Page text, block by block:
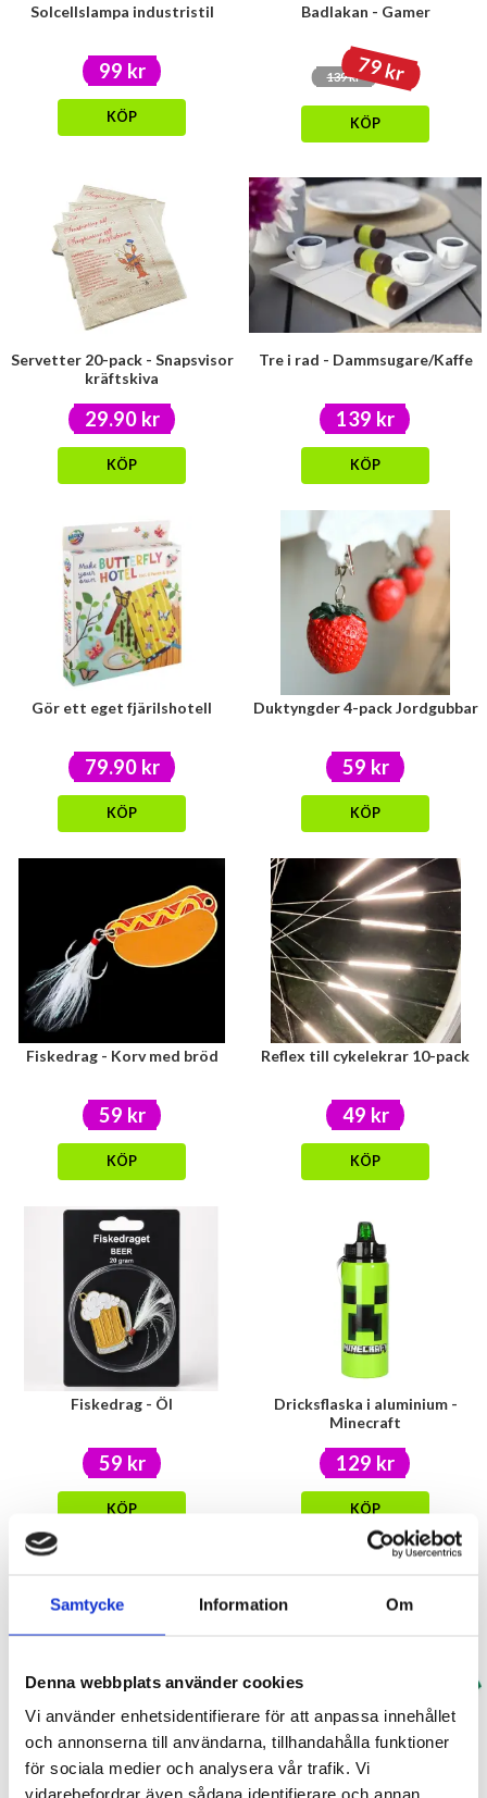
Samtycke Information Om
Denna webbplats använder cookies
Vi använder enhetsidentifierare för att anpassa innehållet
och annonserna till användarna, tillhandahålla funktioner
för sociala medier och analysera vår trafik. Vi
vidarebefordrar även sådana identifierare och annan
Solcellslampa industristil
99 kr
KÖP
Badlakan - Gamer
139 kr79 kr
KÖP
Servetter 20-pack - Snapsvisor
kräftskiva
29.90 kr
KÖP
Tre i rad - Dammsugare/Kaffe
139 kr
KÖP
Gör ett eget fjärilshotell
79.90 kr
KÖP
Duktyngder 4-pack Jordgubbar
59 kr
KÖP
Fiskedrag - Korv med bröd
59 kr
KÖP
Reflex till cykelekrar 10-pack
49 kr
KÖP
Fiskedrag - Öl
59 kr
KÖP
Dricksflaska i aluminium -
Minecraft
129 kr
KÖP
Muslinwrap Luftballong Rosa
2st
Badleksak uppblåsbar krokodil